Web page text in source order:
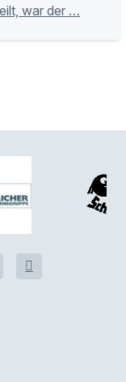
war der …